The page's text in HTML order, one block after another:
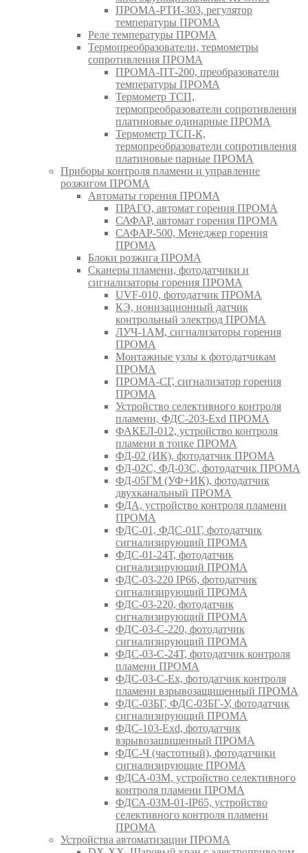
ПРОМА-РТИ-303, регулятор
температуры ПРОМА
Реле температуры ПРОМА
Термопреобразователи, термометры
сопротивления ПРОМА
ПРОМА-ПТ-200, преобразователи
температуры ПРОМА
Термометр ТСП,
термопреобразователи сопротивления
платиновые одинарные ПРОМА
Термометр ТСП-К,
термопреобразователи сопротивления
платиновые парные ПРОМА
Приборы контроля пламени и управление
розжигом ПРОМА
Автоматы горения ПРОМА
ПРАГО, автомат горения ПРОМА
САФАР, автомат горения ПРОМА
САФАР-500, Менеджер горения
ПРОМА
Блоки розжига ПРОМА
Сканеры пламени, фотодатчики и
сигнализаторы горения ПРОМА
UVF-010, фотодатчик ПРОМА
КЭ, ионизационный датчик
контрольный электрод ПРОМА
ЛУЧ-1АМ, сигнализаторы горения
ПРОМА
Монтажные узлы к фотодатчикам
ПРОМА
ПРОМА-СГ, сигнализатор горения
ПРОМА
Устройство селективного контроля
пламени, ФДС-203-Exd ПРОМА
ФАКЕЛ-012, устройство контроля
пламени в топке ПРОМА
ФД-02 (ИК), фотодатчик ПРОМА
ФД-02С, ФД-03С, фотодатчик ПРОМА
ФД-05ГМ (УФ+ИК), фотодатчик
двухканальный ПРОМА
ФДА, устройство контроля пламени
ПРОМА
ФДС-01, ФДС-01Г, фотодатчик
сигнализирующий ПРОМА
ФДС-01-24Т, фотодатчик
сигнализирующий ПРОМА
ФДС-03-220 IP66, фотодатчик
сигнализирующий ПРОМА
ФДС-03-220, фотодатчик
сигнализирующий ПРОМА
ФДС-03-С-220, фотодатчик
сигнализирующий ПРОМА
ФДС-03-С-24Т, фотодатчик контроля
пламени ПРОМА
ФДС-03-С-Ex, фотодатчик контроля
пламени взрывозащищенный ПРОМА
ФДС-03БГ, ФДС-03БГ-У, фотодатчик
сигнализирующий ПРОМА
ФДС-103-Ехd, фотодатчик
взрывозащищенный ПРОМА
ФДС-Ч (частотный), фотодатчики
сигнализирующие ПРОМА
ФДСА-03М, устройство селективного
контроля пламени ПРОМА
ФДСА-03М-01-IP65, устройство
селективного контроля пламени
ПРОМА
Устройства автоматизации ПРОМА